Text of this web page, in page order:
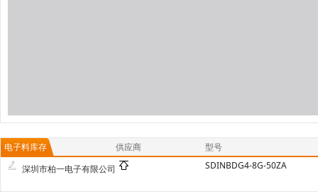
电子料库存 供应商
型号
深圳市柏一电子有限公司
SDINBDG4-8G-50ZA